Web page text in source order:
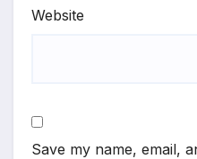
Website
Save my name, email,